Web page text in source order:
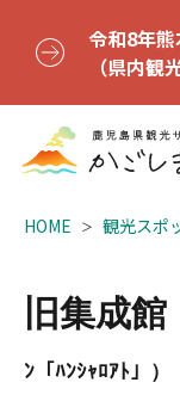
令和8年
（県内観
HOME 観光スポ
旧集成
ﾝ「ﾊﾝｼｬﾛｱﾄ」）